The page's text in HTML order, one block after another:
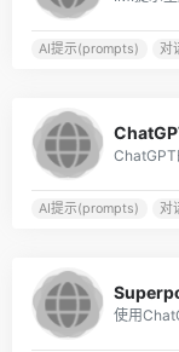
AI提示(prompts) 对
ChatGPT
AI提示(prompts) 对
使用